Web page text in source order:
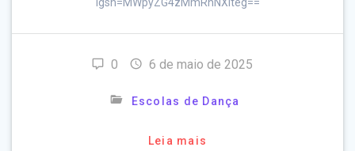
0 6 de maio de 2025
Escolas de Dança
Leia mais